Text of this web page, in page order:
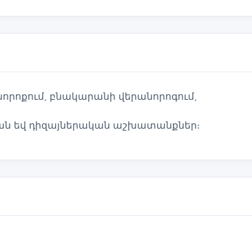
բնակարանի վերանորոգում,
եվ դիզայներական աշխատանքներ։